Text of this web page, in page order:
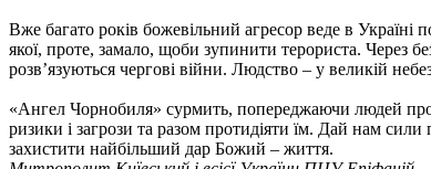
Вже багато років божевільний агресор веде в
якої, проте, замало, щоби зупинити терориста. Через
розв’язуються чергові війни. Людство – у великій
«Ангел Чорнобиля» сурмить, попереджаючи людей про
ризики і загрози та разом протидіяти їм. Дай нам
захистити найбільший дар Божий – життя.